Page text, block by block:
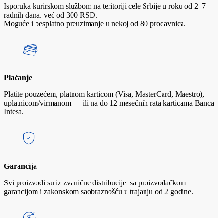
Isporuka kurirskom službom na teritoriji cele Srbije u roku od 2–7
radnih dana, već od 300 RSD.
Moguće i besplatno preuzimanje u nekoj od 80 prodavnica.
Plaćanje
Platite pouzećem, platnom karticom (Visa, MasterCard, Maestro),
uplatnicom/virmanom — ili na do 12 mesečnih rata karticama Banca
Intesa.
Garancija
Svi proizvodi su iz zvanične distribucije, sa proizvođačkom
garancijom i zakonskom saobraznošću u trajanju od 2 godine.